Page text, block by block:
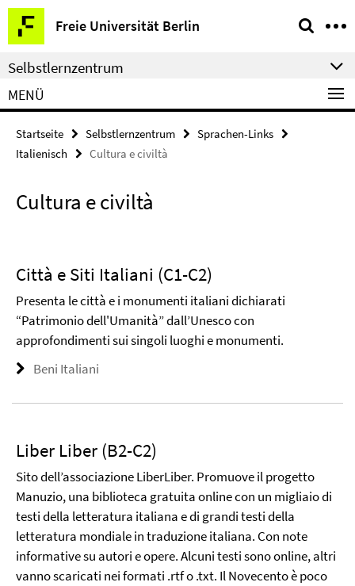
Springe
direkt
zu
Inhalt
Freie Universität Berlin
Service-
Navigation
Selbstlernzentrum
MENÜ
Startseite Selbstlernzentrum
Sprachen-Links
Italienisch
Cultura e civiltà
Cultura e civiltà
Città e Siti Italiani (C1-C2)
Presenta le città e i monumenti italiani dichiarati
“Patrimonio dell'Umanità” dall’Unesco con
approfondimenti sui singoli luoghi e monumenti.
Beni Italiani
Liber Liber (B2-C2)
Sito dell’associazione LiberLiber. Promuove il progetto
Manuzio, una biblioteca gratuita online con un migliaio di
testi della letteratura italiana e di grandi testi della
letteratura mondiale in traduzione italiana. Con note
informative su autori e opere. Alcuni testi sono online, altri
vanno scaricati nei formati .rtf o .txt. Il Novecento è poco